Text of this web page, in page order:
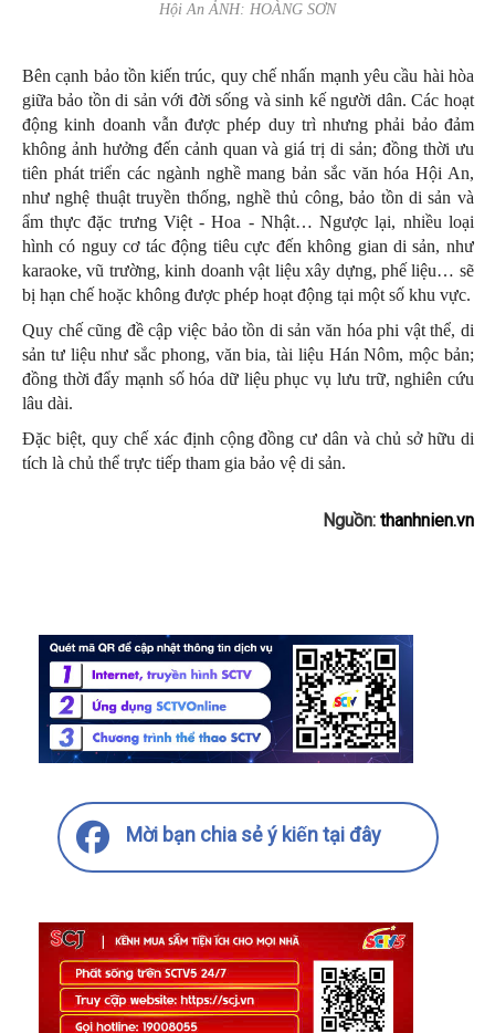
Hội An ẢNH: HOÀNG SƠN
Bên cạnh bảo tồn kiến trúc, quy chế nhấn mạnh yêu cầu hài hòa
giữa bảo tồn di sản với đời sống và sinh kế người dân. Các hoạt
động kinh doanh vẫn được phép duy trì nhưng phải bảo đảm
không ảnh hưởng đến cảnh quan và giá trị di sản; đồng thời ưu
tiên phát triển các ngành nghề mang bản sắc văn hóa Hội An,
như nghệ thuật truyền thống, nghề thủ công, bảo tồn di sản và
ẩm thực đặc trưng Việt - Hoa - Nhật… Ngược lại, nhiều loại
hình có nguy cơ tác động tiêu cực đến không gian di sản, như
karaoke, vũ trường, kinh doanh vật liệu xây dựng, phế liệu… sẽ
bị hạn chế hoặc không được phép hoạt động tại một số khu vực.
Quy chế cũng đề cập việc bảo tồn di sản văn hóa phi vật thể, di
sản tư liệu như sắc phong, văn bia, tài liệu Hán Nôm, mộc bản;
đồng thời đẩy mạnh số hóa dữ liệu phục vụ lưu trữ, nghiên cứu
lâu dài.
Đặc biệt, quy chế xác định cộng đồng cư dân và chủ sở hữu di
tích là chủ thể trực tiếp tham gia bảo vệ di sản.
Nguồn: thanhnien.vn
Mời bạn chia sẻ ý kiến tại đây